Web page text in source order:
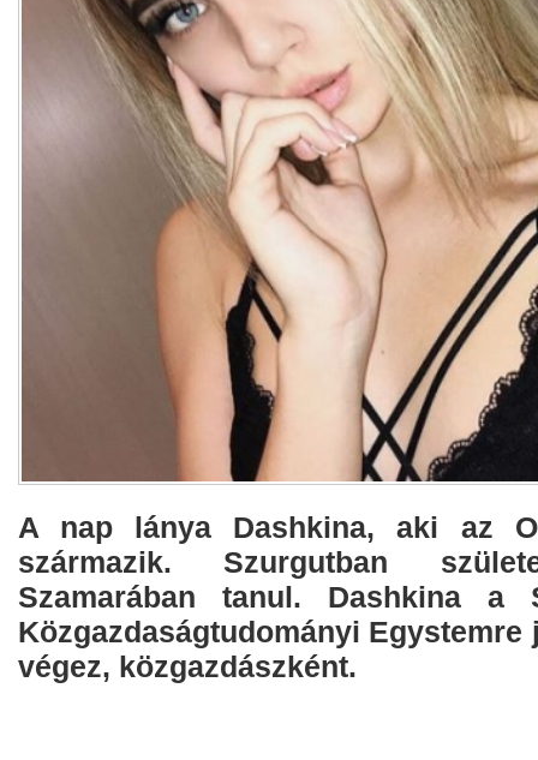
A nap lánya Dashkina, aki az
származik. Szurgutban
Szamarában tanul. Dashkina a
Közgazdaságtudományi Egystemre
végez, közgazdászként.